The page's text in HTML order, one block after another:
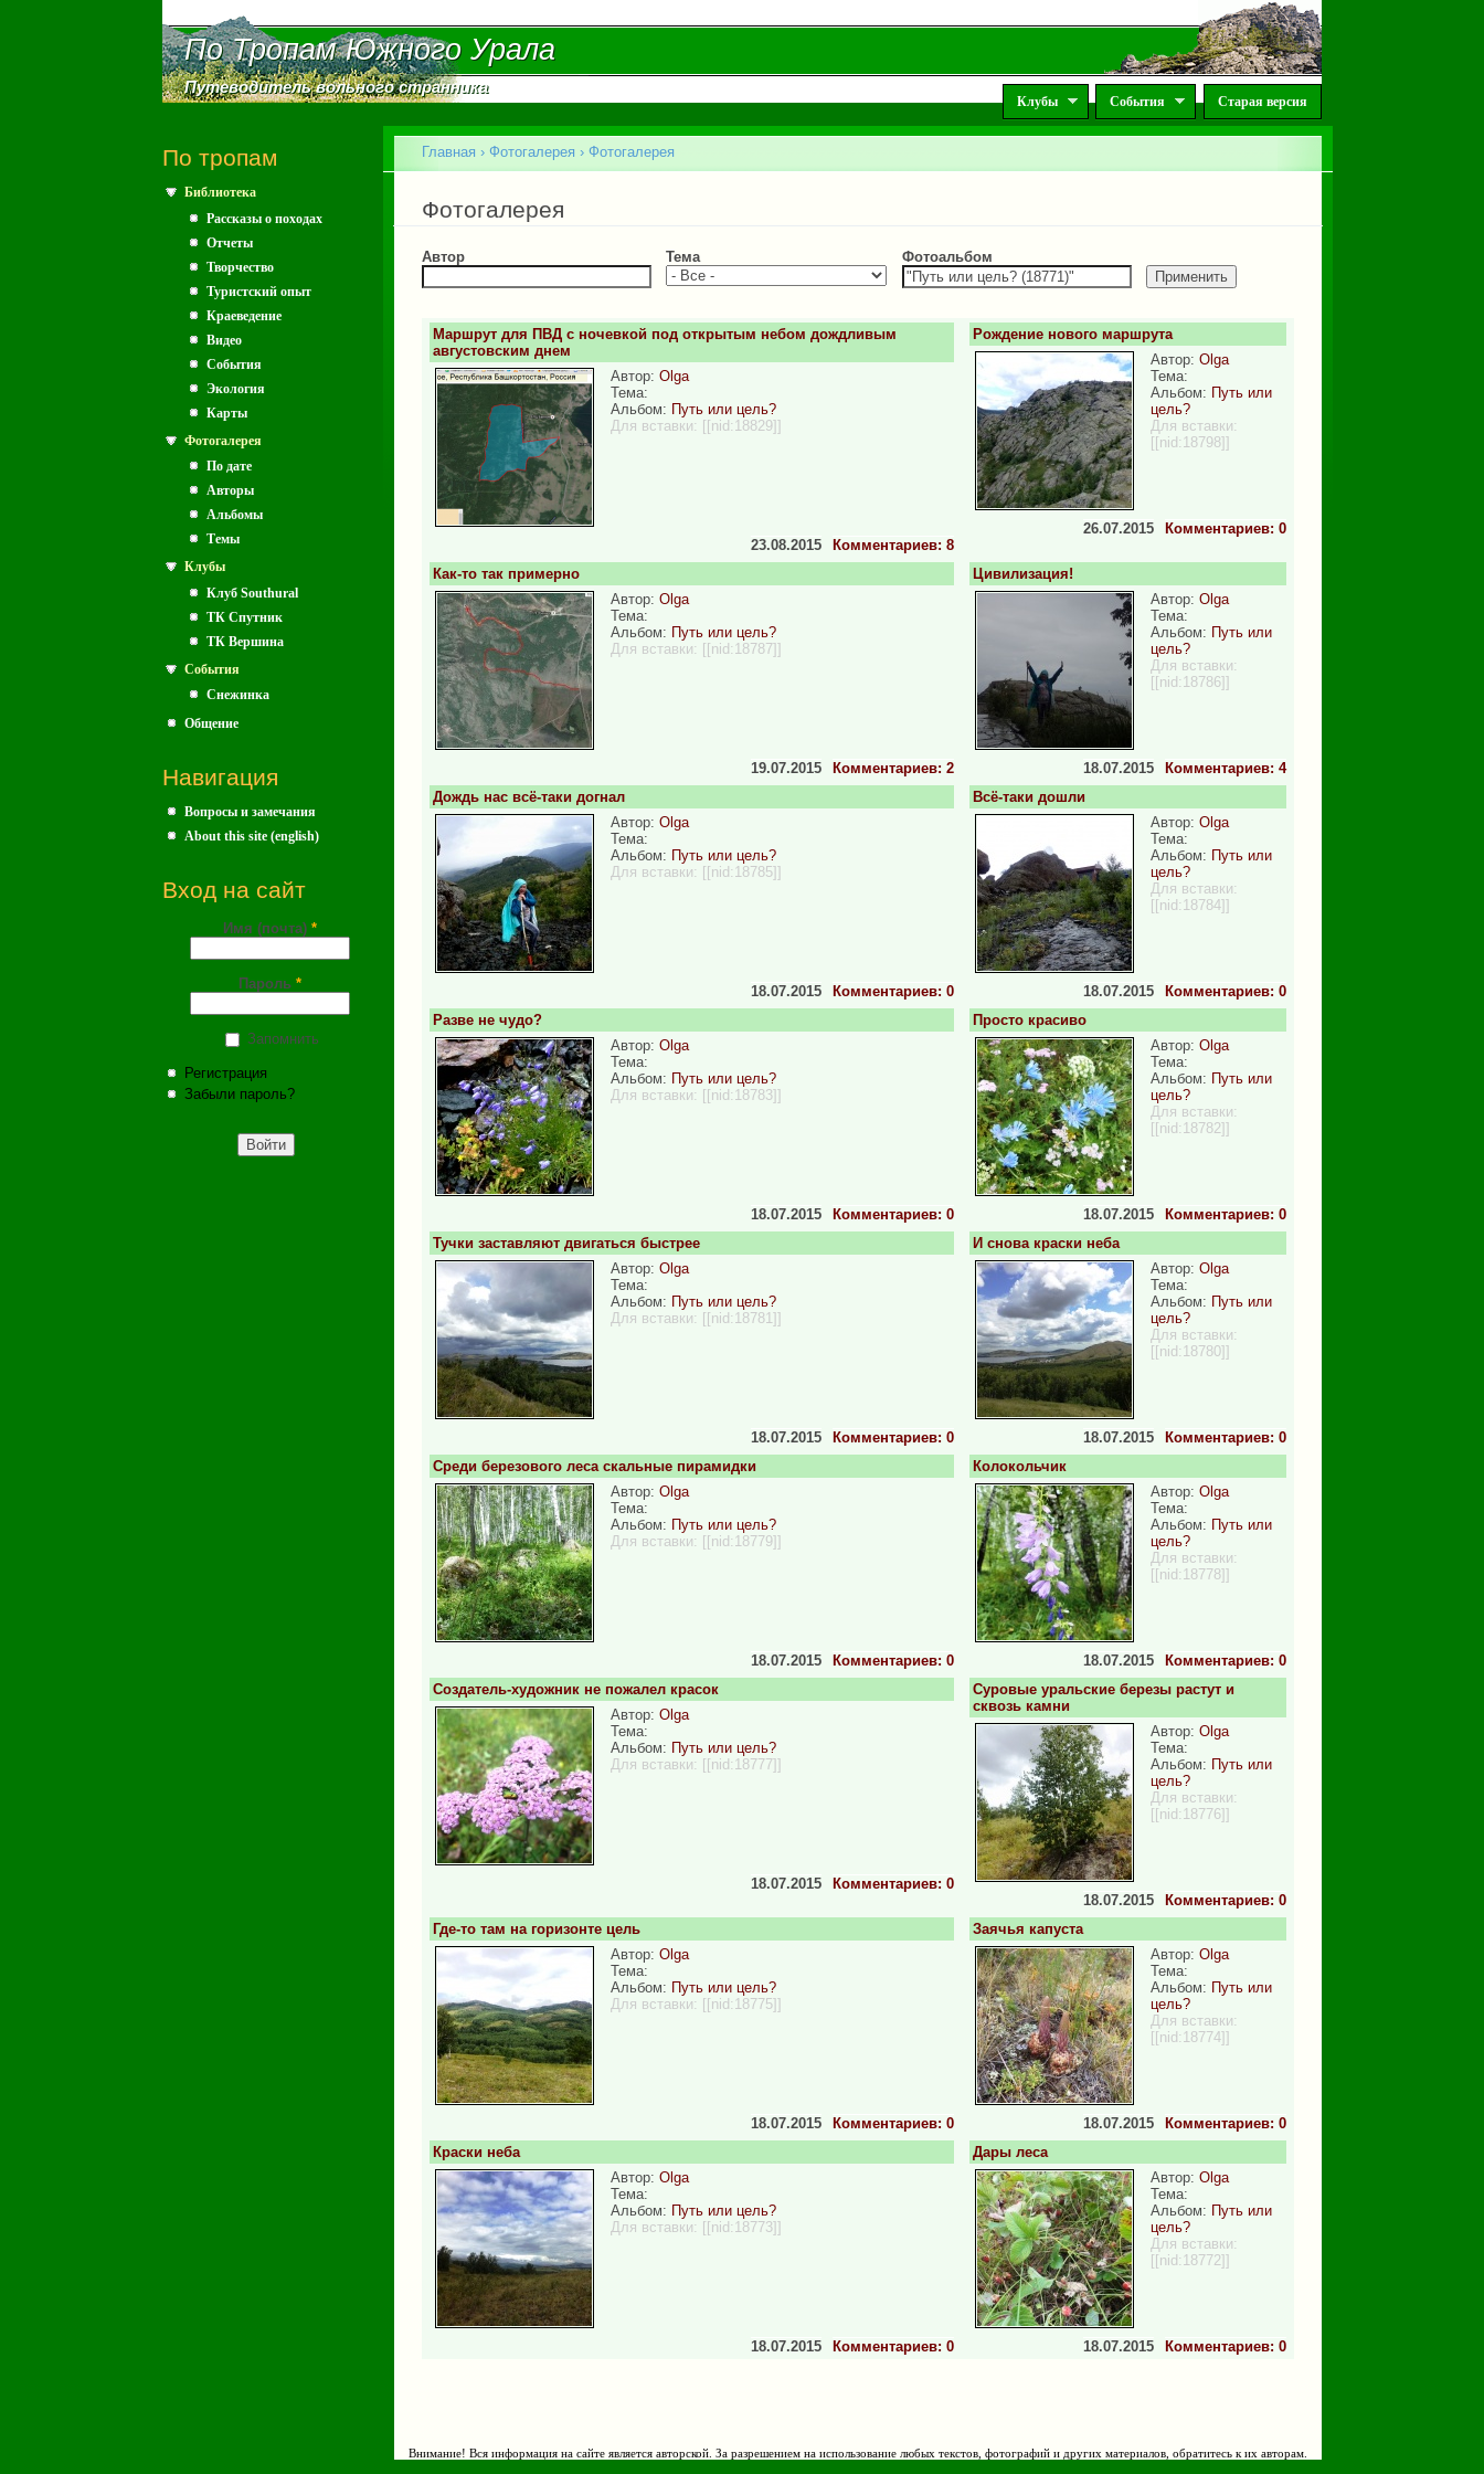
По Тропам Южного Урала
По Тропам Южного Урала
Путеводитель вольного странника
Путеводитель вольного странника
Клубы События Старая версия
По тропам
Библиотека
Рассказы о походах
Отчеты
Творчество
Туристский опыт
Краеведение
Видео
События
Экология
Карты
Фотогалерея
По дате
Авторы
Альбомы
Темы
Клубы
Клуб Southural
ТК Спутник
ТК Вершина
События
Снежинка
Общение
Навигация
Вопросы и замечания
About this site (english)
Вход на сайт
Имя (почта) *
Пароль *
Запомнить
Регистрация
Забыли пароль?
Вы здесь
Главная › Фотогалерея › Фотогалерея
Фотогалерея
Автор Тема Фотоальбом
Маршрут для ПВД с ночевкой под открытым небом дождливым
августовским днем
Автор: Olga
Тема:
Альбом: Путь или цель?
Для вставки: [[nid:18829]]
Комментариев: 8
23.08.2015
Рождение нового маршрута
Автор: Olga
Тема:
Альбом: Путь или
цель?
Для вставки:
[[nid:18798]]
Комментариев: 0
26.07.2015
Как-то так примерно
Автор: Olga
Тема:
Альбом: Путь или цель?
Для вставки: [[nid:18787]]
Комментариев: 2
19.07.2015
Цивилизация!
Автор: Olga
Тема:
Альбом: Путь или
цель?
Для вставки:
[[nid:18786]]
Комментариев: 4
18.07.2015
Дождь нас всё-таки догнал
Автор: Olga
Тема:
Альбом: Путь или цель?
Для вставки: [[nid:18785]]
Комментариев: 0
18.07.2015
Всё-таки дошли
Автор: Olga
Тема:
Альбом: Путь или
цель?
Для вставки:
[[nid:18784]]
Комментариев: 0
18.07.2015
Разве не чудо?
Автор: Olga
Тема:
Альбом: Путь или цель?
Для вставки: [[nid:18783]]
Комментариев: 0
18.07.2015
Просто красиво
Автор: Olga
Тема:
Альбом: Путь или
цель?
Для вставки:
[[nid:18782]]
Комментариев: 0
18.07.2015
Тучки заставляют двигаться быстрее
Автор: Olga
Тема:
Альбом: Путь или цель?
Для вставки: [[nid:18781]]
Комментариев: 0
18.07.2015
И снова краски неба
Автор: Olga
Тема:
Альбом: Путь или
цель?
Для вставки:
[[nid:18780]]
Комментариев: 0
18.07.2015
Среди березового леса скальные пирамидки
Автор: Olga
Тема:
Альбом: Путь или цель?
Для вставки: [[nid:18779]]
Комментариев: 0
18.07.2015
Колокольчик
Автор: Olga
Тема:
Альбом: Путь или
цель?
Для вставки:
[[nid:18778]]
Комментариев: 0
18.07.2015
Создатель-художник не пожалел красок
Автор: Olga
Тема:
Альбом: Путь или цель?
Для вставки: [[nid:18777]]
Комментариев: 0
18.07.2015
Суровые уральские березы растут и
сквозь камни
Автор: Olga
Тема:
Альбом: Путь или
цель?
Для вставки:
[[nid:18776]]
Комментариев: 0
18.07.2015
Где-то там на горизонте цель
Автор: Olga
Тема:
Альбом: Путь или цель?
Для вставки: [[nid:18775]]
Комментариев: 0
18.07.2015
Заячья капуста
Автор: Olga
Тема:
Альбом: Путь или
цель?
Для вставки:
[[nid:18774]]
Комментариев: 0
18.07.2015
Краски неба
Автор: Olga
Тема:
Альбом: Путь или цель?
Для вставки: [[nid:18773]]
Комментариев: 0
18.07.2015
Дары леса
Автор: Olga
Тема:
Альбом: Путь или
цель?
Для вставки:
[[nid:18772]]
Комментариев: 0
18.07.2015
Внимание! Вся информация на сайте является авторской. За разрешением на использование любых текстов, фотографий и других материалов, обратитесь к их авторам.